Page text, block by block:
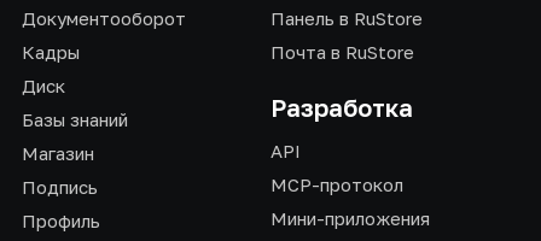
Документооборот
Кадры
Диск
Базы знаний
Магазин
Подпись
Профиль
Панель в RuStore
Почта в RuStore
Разработка
API
MCP-протокол
Мини-приложения